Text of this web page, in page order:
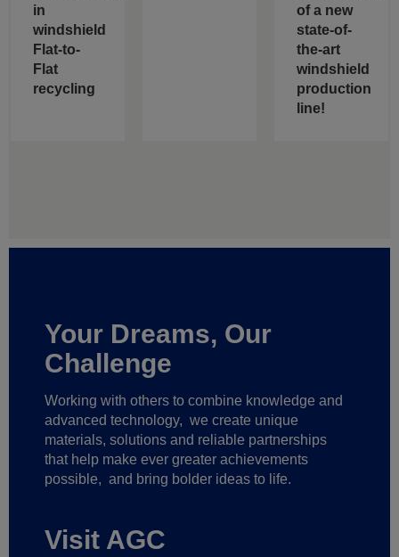
in
windshield
Flat-to-
Flat
recycling
of a new
state-of-
the-art
windshield
production
line!
Your Dreams, Our
Challenge
Working with others to combine knowledge and
advanced technology, we create unique
materials, solutions and reliable partnerships
that help make ever greater achievements
possible, and bring bolder ideas to life.
Visit AGC